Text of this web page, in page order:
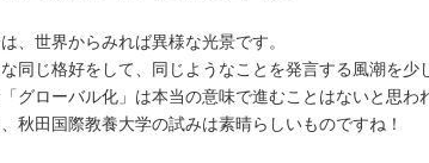
、世界からみれば異様な光景です。
同じ格好をして、同じようなことを発言する風潮を少
グローバル化」は本当の意味で進むことはないと思わ
秋田国際教養大学の試みは素晴らしいものですね！